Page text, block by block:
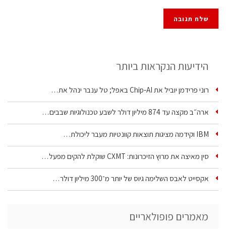
הידיעות הנקראות ביותר
רוני פרידמן יוביל את Chip‑AI באפל; טל ענבר ינהל את…
ארה״ב מקצה עד 874 מיליון דולר לשבע טכנולוגיות שבבים…
IBM וקידמה מציגות תוצאות קוונטיות מעבר ליכולת…
סין מאיצה את מרוץ הזיכרונות: CXMT שוקלת להקים מפעל…
אקסייט לאבס השלימה גיוס של יותר מ־300 מיליון דולר…
מאמרים פופולאריים